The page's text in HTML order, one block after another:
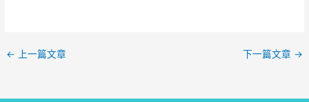
← 上一篇文章 下一篇文章 →